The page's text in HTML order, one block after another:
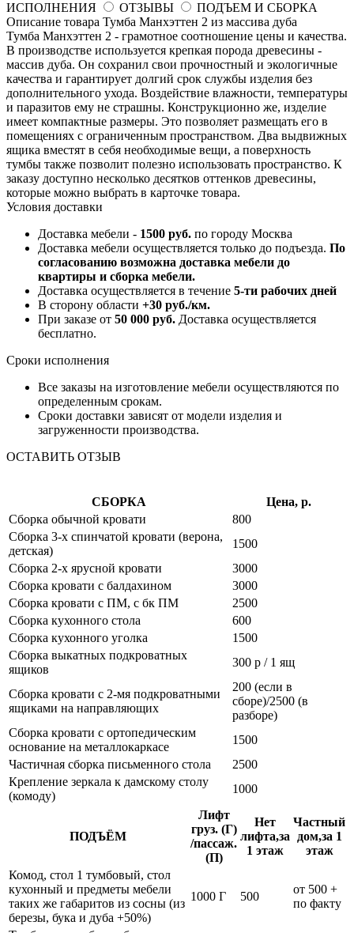
ИСПОЛНЕНИЯ
ОТЗЫВЫ
ПОДЪЕМ И СБОРКА
Описание товара Тумба Манхэттен 2 из массива дуба
Тумба Манхэттен 2 - грамотное соотношение цены и качества.
В производстве используется крепкая порода древесины -
массив дуба. Он сохранил свои прочностный и экологичные
качества и гарантирует долгий срок службы изделия без
дополнительного ухода. Воздействие влажности, температуры
и паразитов ему не страшны. Конструкционно же, изделие
имеет компактные размеры. Это позволяет размещать его в
помещениях с ограниченным пространством. Два выдвижных
ящика вместят в себя необходимые вещи, а поверхность
тумбы также позволит полезно использовать пространство. К
заказу доступно несколько десятков оттенков древесины,
которые можно выбрать в карточке товара.
Условия доставки
Доставка мебели - 1500 руб. по городу Москва
Доставка мебели осуществляется только до подъезда. По
согласованию возможна доставка мебели до
квартиры и сборка мебели.
Доставка осуществляется в течение 5-ти рабочих дней
В сторону области +30 руб./км.
При заказе от 50 000 руб. Доставка осуществляется
бесплатно.
Сроки исполнения
Все заказы на изготовление мебели осуществляются по
определенным срокам.
Сроки доставки зависят от модели изделия и
загруженности производства.
ОСТАВИТЬ ОТЗЫВ
СБОРКА
Цена, р.
Сборка обычной кровати
800
Сборка 3-х спинчатой кровати (верона,
детская)
1500
Сборка 2-х ярусной кровати
3000
Сборка кровати с балдахином
3000
Сборка кровати с ПМ, с бк ПМ
2500
Сборка кухонного стола
600
Сборка кухонного уголка
1500
Сборка выкатных подкроватных
ящиков
300 р / 1 ящ
Сборка кровати с 2-мя подкроватными
ящиками на направляющих
200 (если в
сборе)/2500 (в
разборе)
Сборка кровати с ортопедическим
основание на металлокаркасе
1500
Частичная сборка письменного стола
2500
Крепление зеркала к дамскому столу
(комоду)
1000
ПОДЪЁМ
Лифт
груз. (Г)
/пассаж.
(П)
Нет
лифта,за
1 этаж
Частный
дом,за 1
этаж
Комод, стол 1 тумбовый, стол
кухонный и предметы мебели
таких же габаритов из сосны (из
березы, бука и дуба +50%)
1000 Г 500
от 500 +
по факту